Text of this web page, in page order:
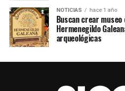
NOTICIAS hace 1 año
Buscan crear
Hermenegildo
arqueológicas